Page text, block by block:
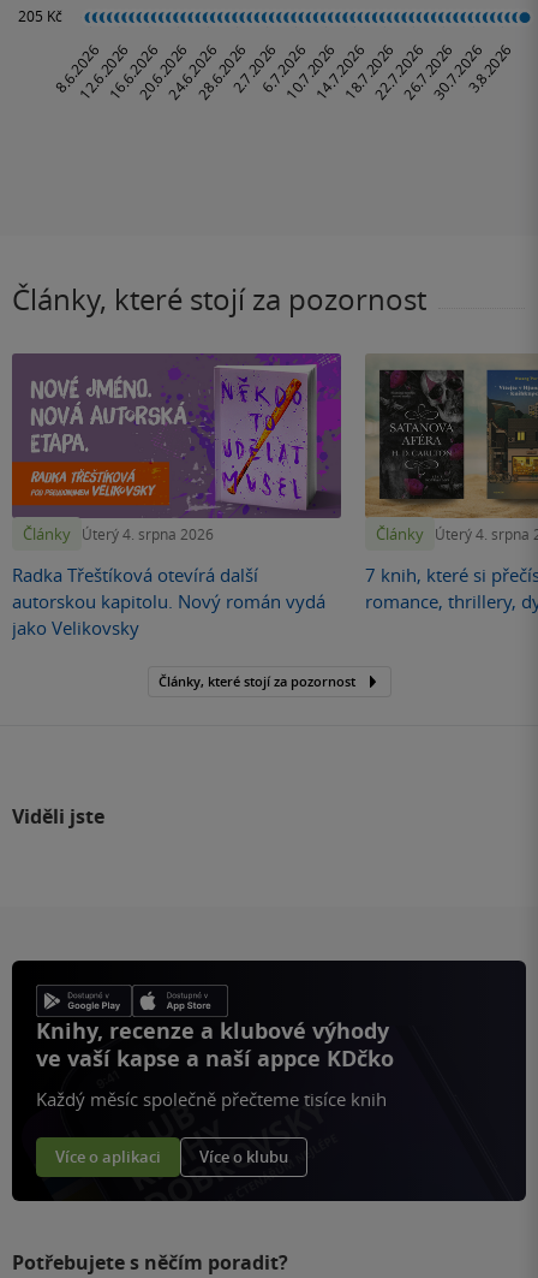
Články, které stojí za pozornost
Články Úterý 4. srpna 2026
Radka Třeštíková otevírá další
autorskou kapitolu. Nový román vydá
jako Velikovsky
Články Úterý 4. srpna
7 knih, které si
romance, thrillery,
Články, které stojí za pozornost
Viděli jste
Knihy, recenze a klubové výhody
ve vaší kapse a naší appce KDčko
Každý měsíc společně přečteme tisíce knih
Více o aplikaci Více o klubu
Potřebujete s něčím poradit?